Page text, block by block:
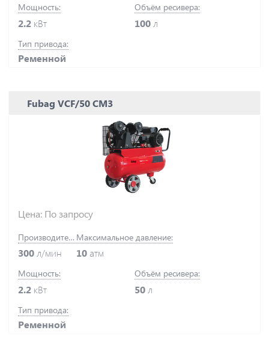
Мощность:
2.2 кВт
Объём ресивера:
100 л
Тип привода:
Ременной
Fubag VCF/50 CM3
Цена: По запросу
Производительность:
300л/мин
Максимальное давление:
10 атм
Мощность:
2.2 кВт
Объём ресивера:
50 л
Тип привода:
Ременной